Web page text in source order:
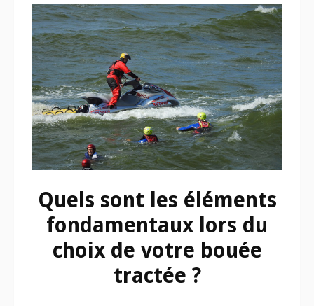
Quels sont les éléments
fondamentaux lors du
choix de votre bouée
tractée ?